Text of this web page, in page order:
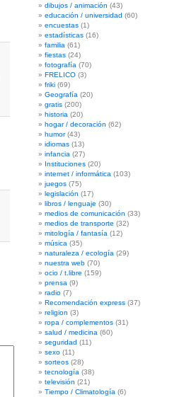
dibujos / animación (43)
educación / universidad (60)
encuestas (1)
estadísticas (16)
familia (61)
fiestas (24)
fotografía (70)
FRELICO (3)
friki (69)
Geografía (20)
gratis (200)
historia (20)
hogar / decoración (62)
humor(43)
idiomas (13)
infancia (27)
Instituciones (20)
internet / informática (103)
juegos (75)
legislación (17)
libros / lenguaje (30)
medios de comunicación (33)
medios de transporte (32)
mitología / fantasía (12)
música (35)
naturaleza / ecología (29)
nuestra web (70)
ocio / t.libre (159)
prensa (9)
radio (7)
Recomendación express (37)
religion (3)
ropa / complementos (31)
salud / medicina (60)
seguridad (11)
sexo (11)
sorteos (28)
tecnología (38)
televisión (21)
Tiempo / Climatología (6)